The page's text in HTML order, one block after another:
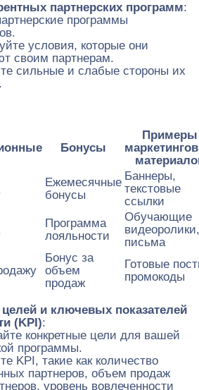
партнерских программ:
программы
условия, которые они
своим партнерам.
сильные и слабые стороны их
Бонусы
Примеры
Ежемесячные
бонусы
Баннеры,
текстовые
ссылки
Программа
лояльности
Обучающие
видеоролики,
письма
Бонус за
объем
продаж
Готовые
промокоды
и ключевых показателей
(KPI):
конкретные цели для вашей
программы.
KPI, такие как количество
партнеров, объем продаж
уровень вовлеченности